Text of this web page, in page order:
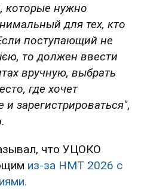
которые нужно
для тех, кто
поступающий не
то должен ввести
вручную, выбрать
где хочет
зарегистрироваться",
что УЦОКО
из-за НМТ 2026 с